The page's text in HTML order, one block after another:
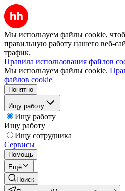
Мы используем файлы cookie,
правильную работу нашего веб-
трафик.
Правила использования файлов
Мы используем файлы cookie.
файлов cookie
Понятно
Ищу работу
Ищу работу
Ищу работу
Ищу сотрудника
Сервисы
Помощь
Ещё
Поиск